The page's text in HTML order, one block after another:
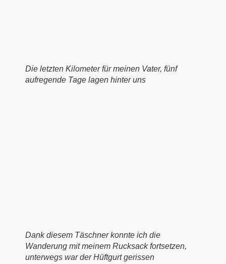
Die letzten Kilometer für meinen Vater, fünf
aufregende Tage lagen hinter uns
Dank diesem Täschner konnte ich die
Wanderung mit meinem Rucksack fortsetzen,
unterwegs war der Hüftgurt gerissen